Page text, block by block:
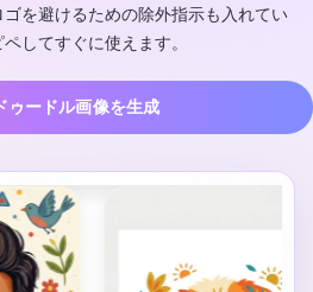
を避けるための除外指示も入れてい
してすぐに使えます。
ゥードル画像を生成